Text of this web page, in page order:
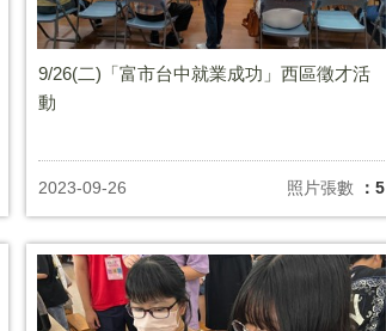
9/26(二)「富市台中就業成功」西區徵才活
動
2023-09-26 照片張數 ：5